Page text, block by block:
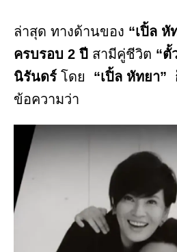
ล่าสุด ทางด้านของ “เปิ้ล หั
ครบรอบ 2 ปี สามีคู่ชีวิต “ตั้
นิรันดร์ โดย “เปิ้ล หัทยา”
ข้อความว่า